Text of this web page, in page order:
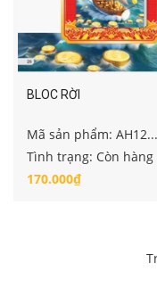
BLOC RỜI
Mã sản phẩm: AH12...
Tình trạng: Còn hàng
170.000₫